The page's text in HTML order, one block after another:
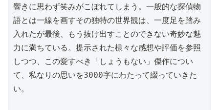
響きに思わず笑みがこぼれてしまう。一般的な探偵物
語とは一線を画すその独特の世界観は、一度足を踏み
入れたが最後、もう抜け出すことのできない奇妙な魅
力に満ちている。提示された様々な感想や評価を参照
しつつ、この愛すべき「しょうもない」傑作につい
て、私なりの思いを3000字にわたって綴っていきた
い。